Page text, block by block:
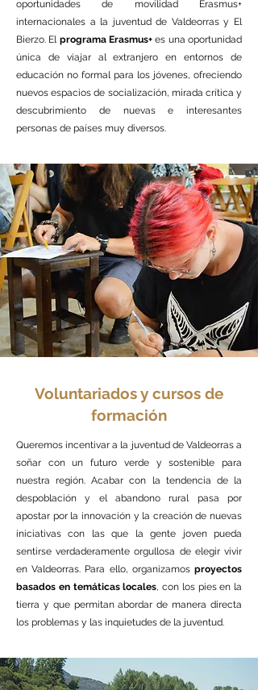
oportunidades de movilidad Erasmus+
internacionales a la juventud de Valdeorras y El
Bierzo. El programa Erasmus+ es una oportunidad
única de viajar al extranjero en entornos de
educación no formal para los jóvenes, ofreciendo
nuevos espacios de socialización, mirada crítica y
descubrimiento de nuevas e interesantes
personas de países muy diversos.
Voluntariados y cursos de
formación
Queremos incentivar a la juventud de Valdeorras a
soñar con un futuro verde y sostenible para
nuestra región. Acabar con la tendencia de la
despoblación y el abandono rural pasa por
apostar por la innovación y la creación de nuevas
iniciativas con las que la gente joven pueda
sentirse verdaderamente orgullosa de elegir vivir
en Valdeorras. Para ello, organizamos proyectos
basados en temáticas locales, con los pies en la
tierra y que permitan abordar de manera directa
los problemas y las inquietudes de la juventud.